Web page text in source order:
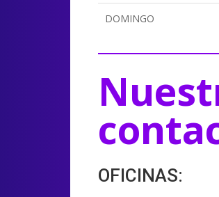
DOMINGO
OFICINAS: